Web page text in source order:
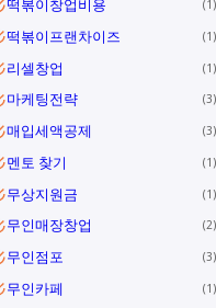
떡볶이창업비용 1
떡볶이프랜차이즈 1
리셀창업 1
마케팅전략 3
매입세액공제 3
멘토 찾기 1
무상지원금 1
무인매장창업 2
무인점포 3
무인카페 1